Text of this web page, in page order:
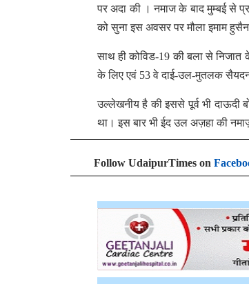
पर अदा की । नमाज के बाद मुम्बई से
को सुना इस अवसर पर मौला इमाम
साथ ही कोविड-19 की बला से निजात
के लिए एवं 53 वे दाई-उल-मुतलक
उल्लेखनीय है की इससे पूर्व भी दाऊदी
था। इस बार भी ईद उल अज़हा की
Follow UdaipurTimes on